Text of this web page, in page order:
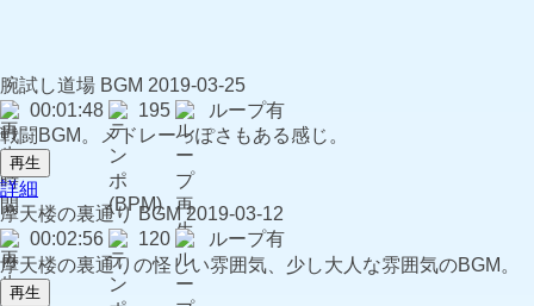
腕試し道場 BGM 2019-03-25
00:01:48
195
ループ有
戦闘BGM。メドレーっぽさもある感じ。
再生
詳細
摩天楼の裏通り BGM 2019-03-12
00:02:56
120
ループ有
摩天楼の裏通りの怪しい雰囲気、少し大人な雰囲気のBGM。
再生